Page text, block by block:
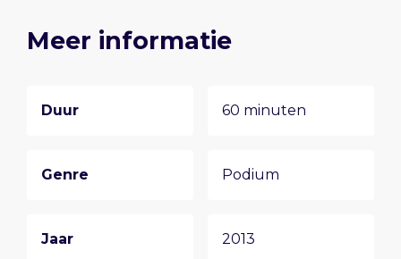
Meer informatie
Duur 60 minuten
Genre Podium
Jaar 2013